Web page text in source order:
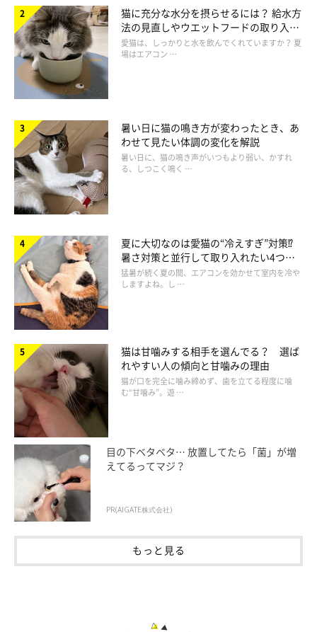
第3位：プラスチック製 （35.7%）
の順になりました。
やはり、洗える・洗いやすい素材を希望されている方が多いです
ね！
ねこのきもち長生き研究会「高さ調節できる食事台についてのアンケート」
（2022年6月28日～7月12日実施／回答数269人）
その素材を選んだ理由としては、
・耐久性が良い。洗って、清潔に保てる
・清潔を保ちやすい、安定してズレない
・食べやすく食材が傷みにくく洗いやすく扱いやすいから
など、使い勝手の良さやある程度の重さがあって動かないことな
ども、大切にしたいポイントのようでした。
今使っている食事台・フードボウルの不満点
は？
猫に充分な水分を摂らせるには？ 給水方
法の見直しやウエットフードの取り入れ
方を解説
愛猫は、しっかりと水を飲んでくれていますか？ 夏
場はエアコン …
暑い日に猫の鳴き方が変わったとき、あ
わせて見たい体調の変化を解説
暑い日に、猫の鳴き声がいつもより弱い、かすれ
る、しつこく鳴く …
夏に大切なのは愛猫の“冷えすぎ”対策⁉
暑さ対策と並行して取り入れたい4つの
工夫
猛暑が続く夏の間、エアコンを効かせて室内を冷や
しますよね。し …
猫は甘噛みする相手を選んでる？ 選ば
れやすい人の傾向と甘噛みの理由
猫が口を完全に噛み締めず、歯を立てる程度に噛
む“甘噛み”。遊 …
目の下ベタベタ… 放置してたら「菌」が増
えてるってマジ？
PR(AIGATE株式会社)
もっと見る